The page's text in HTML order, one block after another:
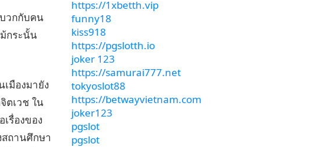
วกกับคน
กระนั้น
มืองมายัง
ตเวช ใน
รื่องของ
สถานศึกษา
https://1xbetth.vip
funny18
kiss918
https://pgslotth.io
joker 123
https://samurai777.net
tokyoslot88
https://betwayvietnam.com
joker123
pgslot
pgslot